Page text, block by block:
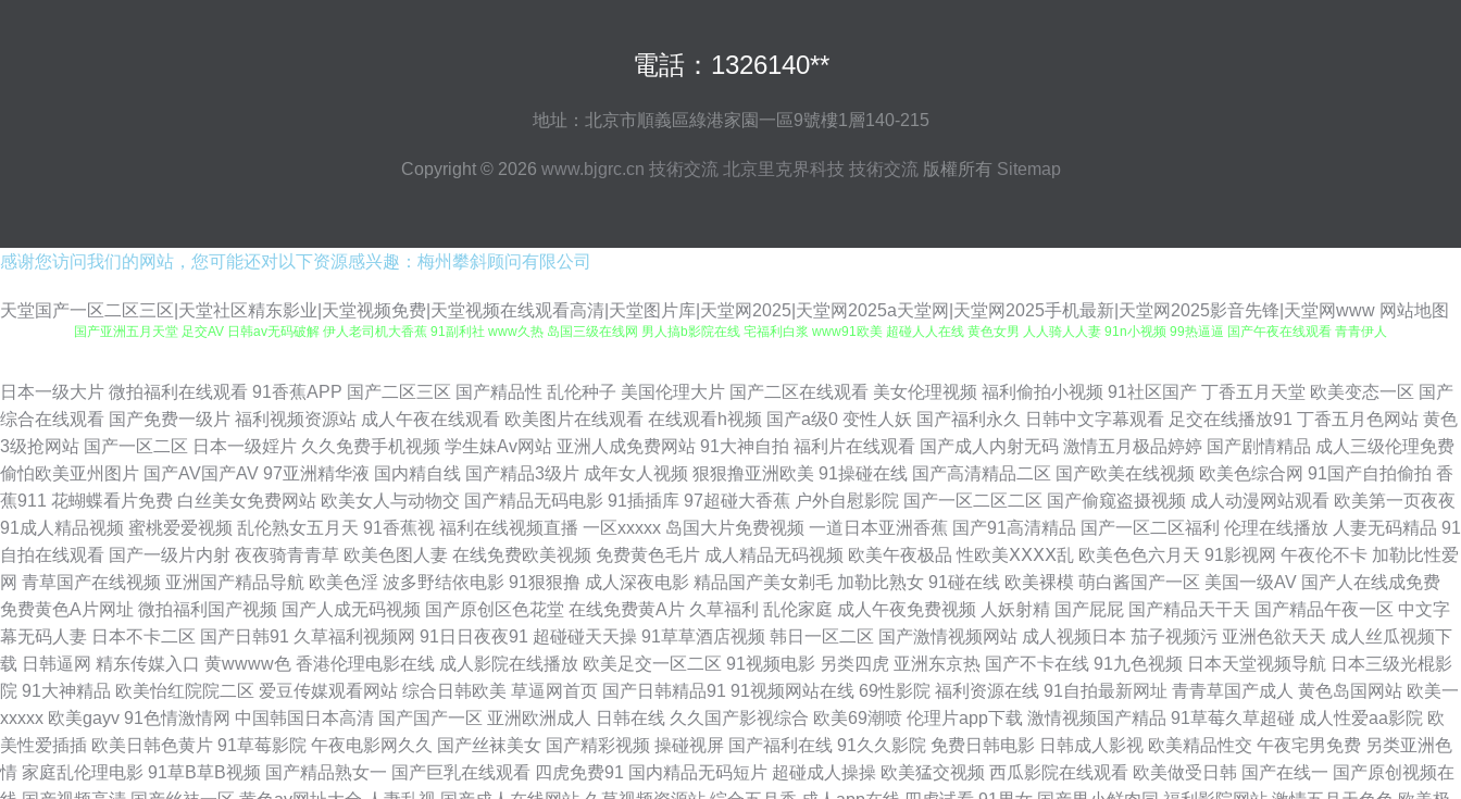
電話：1326140**
地址：北京市順義區綠港家園一區9號樓1層140-215
Copyright © 2026 www.bjgrc.cn 技術交流 北京里克界科技 技術交流版權所有 Sitemap
感谢您访问我们的网站，您可能还对以下资源感兴趣：梅州攀斜顾问有限公司
天堂国产一区二区三区|天堂社区精东影业|天堂视频免费|天堂视频在线观看高清|天堂图片库|天堂网2025|天堂网2025a天堂网|天堂网2025手机最新|天堂网2025影音先锋|天堂网www 网站地图
国产亚洲五月天堂 足交AV 日韩av无码破解 伊人老司机大香蕉 91副利社 www久热 岛国三级在线网 男人搞b影院在线 宅福利白浆 www91欧美 超碰人人在线 黄色女男 人人骑人人妻 91n小视频 99热逼逼 国产午夜在线观看 青青伊人
月婷婷偷拍 91色色视频 亚洲色图婷婷五月 后入丰满少妇 91精品高跟玉足 97资原总站 国产视频观看网站 欧美成人日韩中文 欧美成人午夜精品 视频在线91 日韩综合色图 婷婷伊人影院 91污秽视频 超碰91最新 精品9热这里 欧美成
人六 深夜黄色A片 91刺激小视频 波多野衣A片 国产嫩草影院久久 久草精品国产系列 色五月视频 一区二区 91久久香蕉超碰 超碰99爱 国产福利区视频 免费试看av韩国 日本乱视频 午夜天堂福利 91青青视频 AV片在线观看 国产对白
清晰 黄色页网站 欧美视频a 四虎影院最新网址 91密桃 超碰五月 黄色视频网址大全 欧美综合色图91 三级在线网址 影音先锋青青草 91在线看看 成人超碰碰在线 含羞草影视传媒 久久午夜神器 欧美人妖出精汇编 亚洲东方色图 97在
线观看视频 国产精品线路一 精品毛片 欧美无毒在线 五月花社区影院 在线国产区 AV狼人 国产97资源 韩国AV导航 免费日七视频 日本在线AB 午夜老湿机福利 91社国产精品 肏屄超碰 国产性爱在线 久久影院福利社 欧美色色资源站
色图dd 亚洲黄色黄色网址 91黑料福利网 超碰在线青草97 国产精品草草 久久国产精品√√ 日本老熟女HD 香蕉福利网 97超碰碰 成人论坛欧美日韩 九九月老司机 欧美色性 熟女3P91 亚州综合色网 69探花传媒 av日韩无码色色 九九
国产热 日本伦理 午夜福利视频久草 91成人视频 白丝喷水在线 国产AB高清 极品影视国产精品 青娱福利视频在线 激情视频免费看 欧美日韩操逼片 瑟瑟五月天 伊人成人婷婷 欧美另内A∨ 91白丝网址 www色五月 国产成人高清网址
三级av片在线看 草莓视频免费观看 国产青青草精品 久久草香蕉 日本一本本兔费区 韩国午夜无码av 欧美亚黄色人a片 午夜剧场东京热 91视频游艇 成人咪咪网 免费三级欧韩 瑟瑟网站 97超鹏资源站 久草福利资源在线 三级片网卡
日本一级大片 微拍福利在线观看 91香蕉APP 国产二区三区 国产精品性 乱伦种子 美国伦理大片 国产二区在线观看 美女伦理视频 福利偷拍小视频 91社区国产 丁香五月天堂 欧美变态一区 国产
综合在线观看 国产免费一级片 福利视频资源站 成人午夜在线观看 欧美图片在线观看 在线观看h视频 国产a级0 变性人妖 国产福利永久 日韩中文字幕观看 足交在线播放91 丁香五月色网站 黄色
3级抢网站 国产一区二区 日本一级婬片 久久免费手机视频 学生妹Av网站 亚洲人成免费网站 91大神自拍 福利片在线观看 国产成人内射无码 激情五月极品婷婷 国产剧情精品 成人三级伦理免费
偷怕欧美亚州图片 国产AV国产AV 97亚洲精华液 国内精自线 国产精品3级片 成年女人视频 狠狠撸亚洲欧美 91操碰在线 国产高清精品二区 国产欧美在线视频 欧美色综合网 91国产自拍偷拍 香
蕉911 花蝴蝶看片免费 白丝美女免费网站 欧美女人与动物交 国产精品无码电影 91插插库 97超碰大香蕉 户外自慰影院 国产一区二区二区 国产偷窥盗摄视频 成人动漫网站观看 欧美第一页夜夜
91成人精品视频 蜜桃爱爱视频 乱伦熟女五月天 91香蕉视 福利在线视频直播 一区xxxxx 岛国大片免费视频 一道日本亚洲香蕉 国产91高清精品 国产一区二区福利 伦理在线播放 人妻无码精品 91
自拍在线观看 国产一级片内射 夜夜骑青青草 欧美色图人妻 在线免费欧美视频 免费黄色毛片 成人精品无码视频 欧美午夜极品 性欧美ⅩⅩⅩⅩ乱 欧美色色六月天 91影视网 午夜伦不卡 加勒比性爱
网 青草国产在线视频 亚洲国产精品导航 欧美色淫 波多野结依电影 91狠狠撸 成人深夜电影 精品国产美女剃毛 加勒比熟女 91碰在线 欧美裸模 萌白酱国产一区 美国一级AV 国产人在线成免费
免费黄色A片网址 微拍福利国产视频 国产人成无码视频 国产原创区色花堂 在线免费黄A片 久草福利 乱伦家庭 成人午夜免费视频 人妖射精 国产屁屁 国产精品天干天 国产精品午夜一区 中文字
幕无码人妻 日本不卡二区 国产日韩91 久草福利视频网 91日日夜夜91 超碰碰天天操 91草草酒店视频 韩日一区二区 国产激情视频网站 成人视频日本 茄子视频污 亚洲色欲天天 成人丝瓜视频下
载 日韩逼网 精东传媒入口 黄wwww色 香港伦理电影在线 成人影院在线播放 欧美足交一区二区 91视频电影 另类四虎 亚洲东京热 国产不卡在线 91九色视频 日本天堂视频导航 日本三级光棍影
院 91大神精品 欧美怡红院院二区 爱豆传媒观看网站 综合日韩欧美 草逼网首页 国产日韩精品91 91视频网站在线 69性影院 福利资源在线 91自拍最新网址 青青草国产成人 黄色岛国网站 欧美一
xxxxx 欧美gayv 91色情激情网 中国韩国日本高清 国产国产一区 亚洲欧洲成人 日韩在线 久久国产影视综合 欧美69潮喷 伦理片app下载 激情视频国产精品 91草莓久草超碰 成人性爱aa影院 欧
美性爱插插 欧美日韩色黄片 91草莓影院 午夜电影网久久 国产丝袜美女 国产精彩视频 操碰视屏 国产福利在线 91久久影院 免费日韩电影 日韩成人影视 欧美精品性交 午夜宅男免费 另类亚洲色
情 家庭乱伦理电影 91草B草B视频 国产精品熟女一 国产巨乳在线观看 四虎免费91 国内精品无码短片 超碰成人操操 欧美猛交视频 西瓜影院在线观看 欧美做受日韩 国产在线一 国产原创视频在